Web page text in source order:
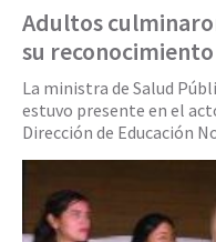
Adultos
su reconocimiento
La ministra de Salud
estuvo presente en el
Dirección de Educación